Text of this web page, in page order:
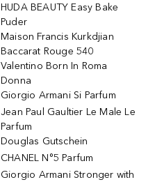
HUDA BEAUTY Easy Bake
Puder
Maison Francis Kurkdjian
Baccarat Rouge 540
Valentino Born In Roma
Donna
Giorgio Armani Si Parfum
Jean Paul Gaultier Le Male Le
Parfum
Douglas Gutschein
CHANEL N°5 Parfum
Giorgio Armani Stronger with